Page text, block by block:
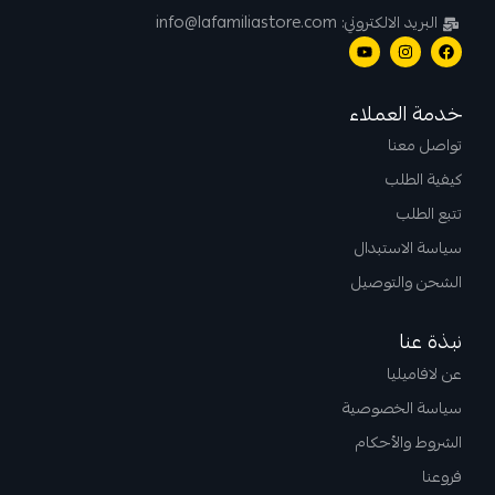
البريد الالكتروني: info@lafamiliastore.com
خدمة العملاء
تواصل معنا
كيفية الطلب
تتبع الطلب
سياسة الاستبدال
الشحن والتوصيل
نبذة عنا
عن لافاميليا
سياسة الخصوصية
الشروط والأحكام
فروعنا